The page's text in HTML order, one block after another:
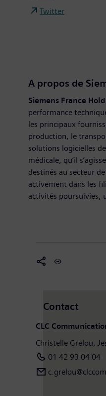
Twitter
A propos de
Siemens France
performance
les principaux
production, le
solutions logicielles
médicale, qu’il
destinés au secteur
activement dans les
activités poursuivies,
Contact
CLC
Christelle Grelou,
01 42 93 04 04